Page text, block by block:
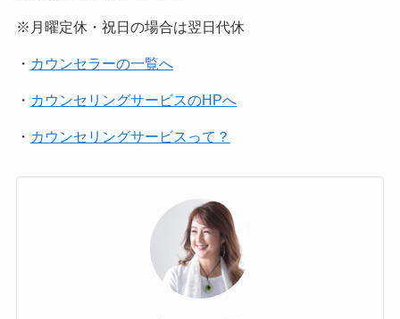
※月曜定休・祝日の場合は翌日代休
・ カウンセラーの一覧へ
・ カウンセリングサービスのHPへ
・ カウンセリングサービスって？